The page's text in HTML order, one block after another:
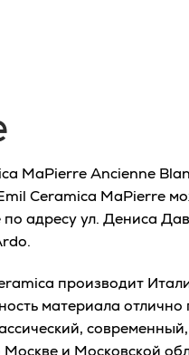
MaPierre Ancienne
Ceramica MaPierre
адресу ул. Дениса
производит
материала
Москве и Московской